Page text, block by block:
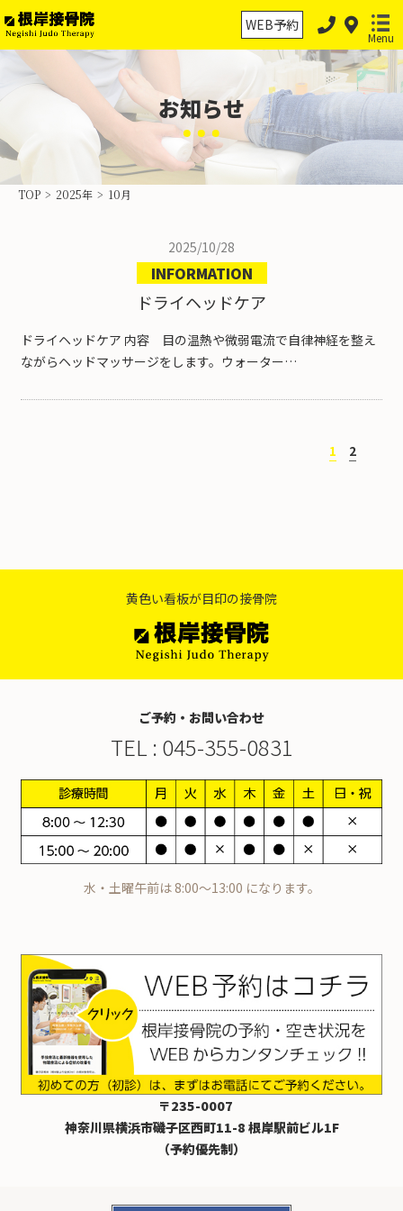
お知らせ
WEB予約
Menu
ホーム
保険診療
交通事故治療
スポーツ外傷・障害
物理療法の分類
当院案内
TOP > 2025年 > 10月
2025/10/28
INFORMATION
ドライヘッドケア
ドライヘッドケア 内容 目の温熱や微弱電流で自律神経を整え
ながらヘッドマッサージをします。ウォーター…
1 2
黄色い看板が目印の接骨院
ご予約・お問い合わせ
TEL : 045-355-0831
水・土曜午前は 8:00～13:00 になります。
〒235-0007
神奈川県横浜市磯子区西町11-8 根岸駅前ビル1F
（予約優先制）